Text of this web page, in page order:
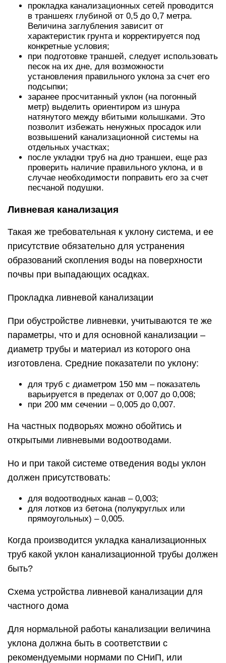
прокладка канализационных сетей проводится
в траншеях глубиной от 0,5 до 0,7 метра.
Величина заглубления зависит от
характеристик грунта и корректируется под
конкретные условия;
при подготовке траншей, следует использовать
песок на их дне, для возможности
установления правильного уклона за счет его
подсыпки;
заранее просчитанный уклон (на погонный
метр) выделить ориентиром из шнура
натянутого между вбитыми колышками. Это
позволит избежать ненужных просадок или
возвышений канализационной системы на
отдельных участках;
после укладки труб на дно траншеи, еще раз
проверить наличие правильного уклона, и в
случае необходимости поправить его за счет
песчаной подушки.
Ливневая канализация
Такая же требовательная к уклону система, и ее
присутствие обязательно для устранения
образований скопления воды на поверхности
почвы при выпадающих осадках.
Прокладка ливневой канализации
При обустройстве ливневки, учитываются те же
параметры, что и для основной канализации –
диаметр трубы и материал из которого она
изготовлена. Средние показатели по уклону:
для труб с диаметром 150 мм – показатель
варьируется в пределах от 0,007 до 0,008;
при 200 мм сечении – 0,005 до 0,007.
На частных подворьях можно обойтись и
открытыми ливневыми водоотводами.
Но и при такой системе отведения воды уклон
должен присутствовать:
для водоотводных канав – 0,003;
для лотков из бетона (полукруглых или
прямоугольных) – 0,005.
Когда производится укладка канализационных
труб какой уклон канализационной трубы должен
быть?
Схема устройства ливневой канализации для
частного дома
Для нормальной работы канализации величина
уклона должна быть в соответствии с
рекомендуемыми нормами по СНиП, или